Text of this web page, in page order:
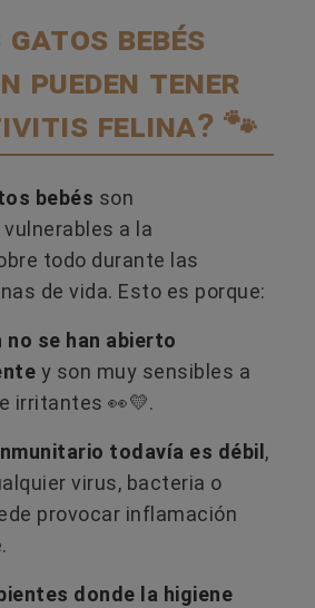
gatos bebés
pueden tener
felina? 🐾
bebés son
a la
todo durante las
de vida. Esto es porque:
no se han abierto
y son muy sensibles a
irritantes 👀💛.
todavía es débil ,
virus, bacteria o
provocar inflamación
donde la higiene